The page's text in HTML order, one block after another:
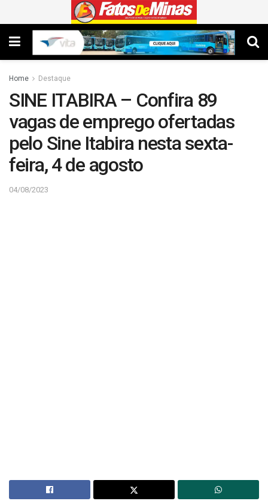
Home Destaque
SINE ITABIRA – Confira 89
vagas de emprego ofertadas
pelo Sine Itabira nesta sexta-
feira, 4 de agosto
04/08/2023